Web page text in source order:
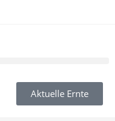
Aktuelle Ernte